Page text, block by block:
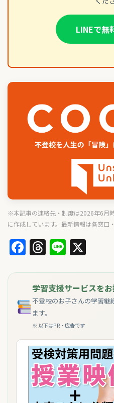
LINEで無
※本記事の連絡先・制度は2026年6月
に作成しています。最新情報は各窓口
Facebook
Threads
Line
学習支援サービスを
不登校のお子さんの学習継
ます。
※ 以下はPR・広告です